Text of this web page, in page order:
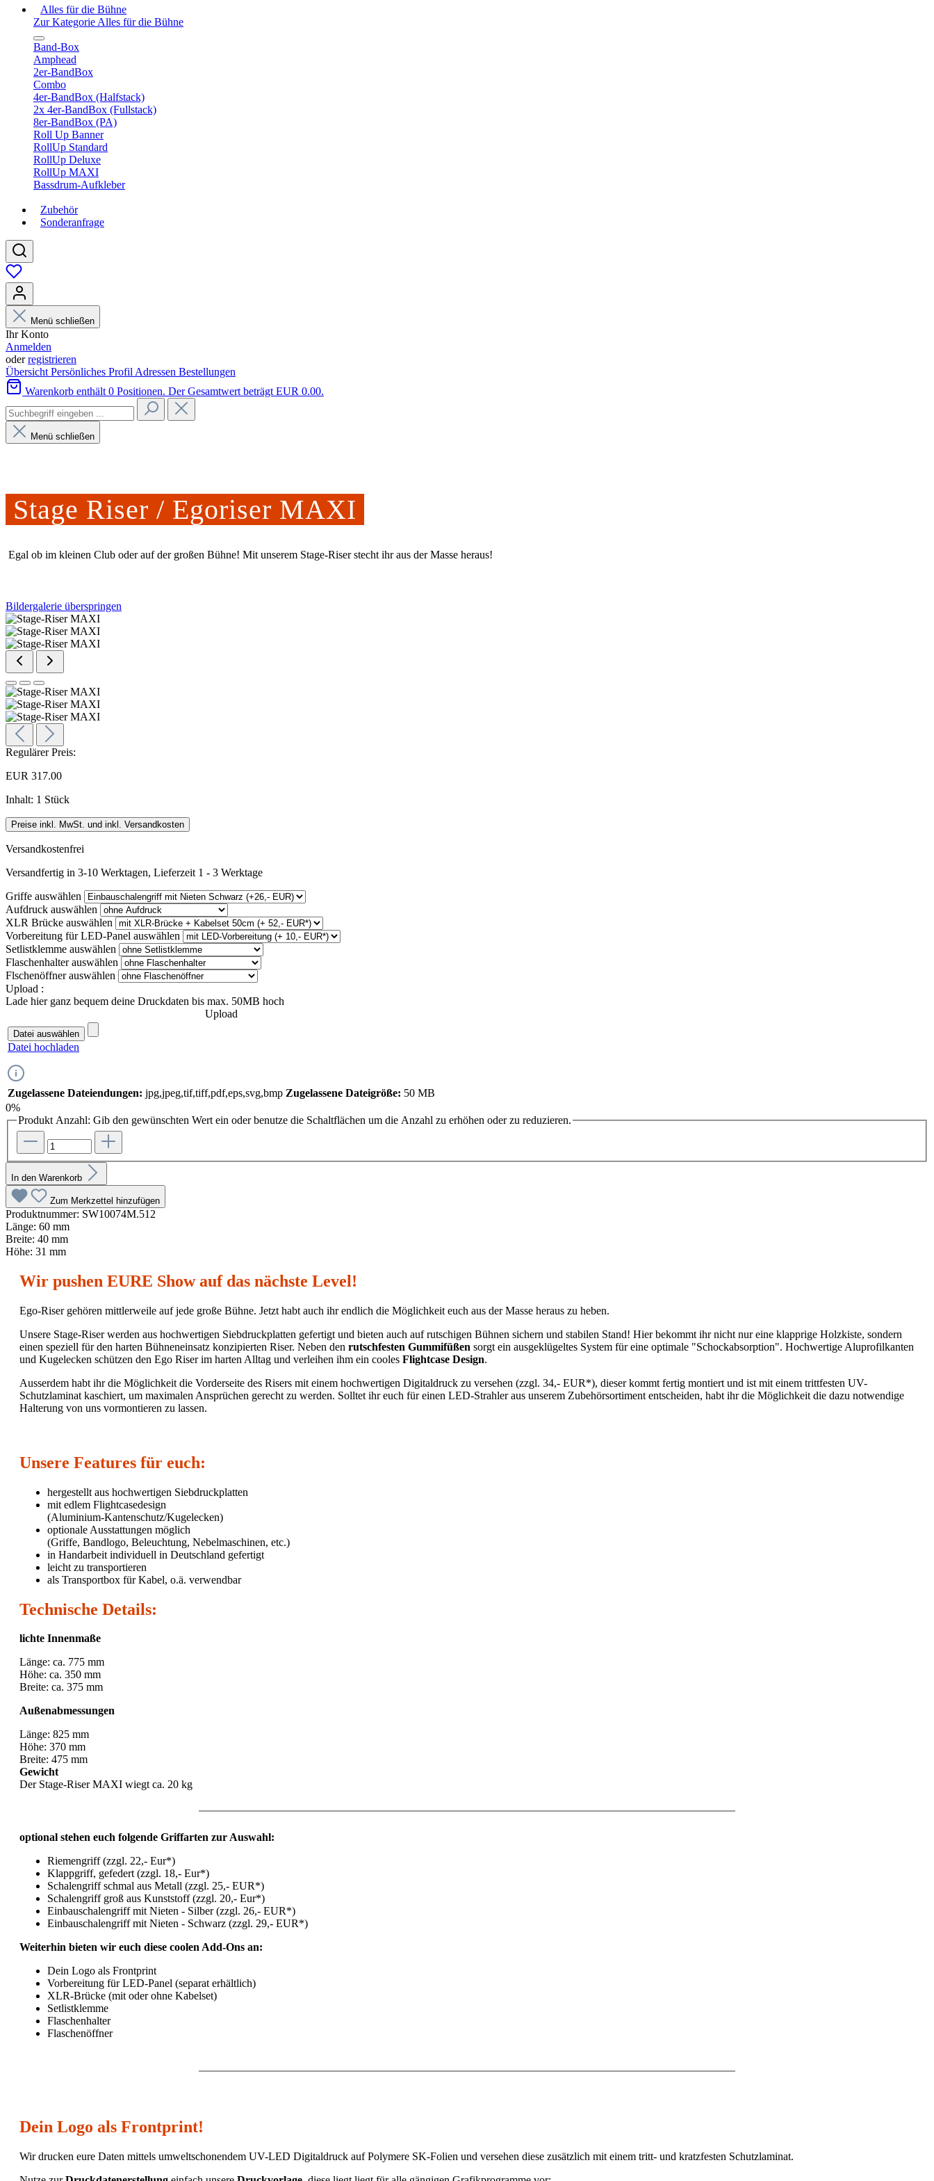
Alles für die Bühne
Zur Kategorie Alles für die Bühne
Band-Box
Amphead
2er-BandBox
Combo
4er-BandBox (Halfstack)
2x 4er-BandBox (Fullstack)
8er-BandBox (PA)
Roll Up Banner
RollUp Standard
RollUp Deluxe
RollUp MAXI
Bassdrum-Aufkleber
Zubehör
Sonderanfrage
Menü schließen
Ihr Konto
Anmelden
oderregistrieren
Übersicht Persönliches Profil Adressen Bestellungen
Warenkorb enthält 0 Positionen. Der Gesamtwert beträgt EUR 0.00.
Menü schließen
Stage Riser / Egoriser MAXI
Egal ob im kleinen Club oder auf der großen Bühne! Mit unserem Stage-Riser stecht ihr aus der Masse heraus!
Bildergalerie überspringen
Regulärer Preis:
EUR 317.00
Inhalt: 1 Stück
Preise inkl. MwSt. und inkl. Versandkosten
Versandkostenfrei
Versandfertig in 3-10 Werktagen, Lieferzeit 1 - 3 Werktage
Griffe auswählen
Aufdruck auswählen
XLR Brücke auswählen
Vorbereitung für LED-Panel auswählen
Setlistklemme auswählen
Flaschenhalterauswählen
Flschenöffnerauswählen
Upload :
Lade hier ganz bequem deine Druckdaten bis max. 50MB hoch
Upload
Datei auswählen
Datei hochladen
Zugelassene Dateiendungen: jpg,jpeg,tif,tiff,pdf,eps,svg,bmp Zugelassene Dateigröße: 50 MB
0%
Produkt Anzahl: Gib den gewünschten Wert ein oder benutze die Schaltflächen um die Anzahl zu erhöhen oder zu reduzieren.
In den Warenkorb
Zum Merkzettel hinzufügen
Produktnummer: SW10074M.512
Länge: 60 mm
Breite: 40 mm
Höhe: 31 mm
Wir pushen EURE Show auf das nächste Level!
Ego-Riser gehören mittlerweile auf jede große Bühne. Jetzt habt auch ihr endlich die Möglichkeit euch aus der Masse heraus zu heben.
Unsere Stage-Riser werden aus hochwertigen Siebdruckplatten gefertigt und bieten auch auf rutschigen Bühnen sichern und stabilen Stand! Hier bekommt ihr nicht nur eine klapprige Holzkiste, sondern
einen speziell für den harten Bühneneinsatz konzipierten Riser. Neben den rutschfesten Gummifüßen sorgt ein ausgeklügeltes System für eine optimale "Schockabsorption". Hochwertige Aluprofilkanten
und Kugelecken schützen den Ego Riser im harten Alltag und verleihen ihm ein cooles Flightcase Design.
Ausserdem habt ihr die Möglichkeit die Vorderseite des Risers mit einem hochwertigen Digitaldruck zu versehen (zzgl. 34,- EUR*), dieser kommt fertig montiert und ist mit einem trittfesten UV-
Schutzlaminat kaschiert, um maximalen Ansprüchen gerecht zu werden. Solltet ihr euch für einen LED-Strahler aus unserem Zubehörsortiment entscheiden, habt ihr die Möglichkeit die dazu notwendige
Halterung von uns vormontieren zu lassen.
Unsere Features für euch:
hergestellt aus hochwertigen Siebdruckplatten
mit edlem Flightcasedesign
(Aluminium-Kantenschutz/Kugelecken)
optionale Ausstattungen möglich
(Griffe, Bandlogo, Beleuchtung, Nebelmaschinen, etc.)
in Handarbeit individuell in Deutschland gefertigt
leicht zu transportieren
als Transportbox für Kabel, o.ä. verwendbar
Technische Details:
lichte Innenmaße
Länge: ca. 775 mm
Höhe: ca. 350 mm
Breite: ca. 375 mm
Außenabmessungen
Länge: 825 mm
Höhe: 370 mm
Breite: 475 mm
Gewicht
Der Stage-Riser MAXI wiegt ca. 20 kg
optional stehen euch folgende Griffarten zur Auswahl:
Riemengriff (zzgl. 22,- Eur*)
Klappgriff, gefedert (zzgl. 18,- Eur*)
Schalengriff schmal aus Metall (zzgl. 25,- EUR*)
Schalengriff groß aus Kunststoff (zzgl. 20,- Eur*)
Einbauschalengriff mit Nieten - Silber (zzgl. 26,- EUR*)
Einbauschalengriff mit Nieten - Schwarz (zzgl. 29,- EUR*)
Weiterhin bieten wir euch diese coolen Add-Ons an:
Dein Logo als Frontprint
Vorbereitung für LED-Panel (separat erhältlich)
XLR-Brücke (mit oder ohne Kabelset)
Setlistklemme
Flaschenhalter
Flaschenöffner
Dein Logo als Frontprint!
Wir drucken eure Daten mittels umweltschonendem UV-LED Digitaldruck auf Polymere SK-Folien und versehen diese zusätzlich mit einem tritt- und kratzfesten Schutzlaminat.